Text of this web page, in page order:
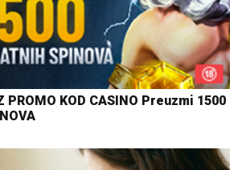
PROMO KOD CASINO Preuzmi 1500